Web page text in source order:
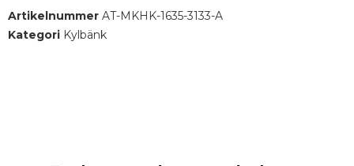
Monoblock kylbord, lådor 9 x GN 1/1-150 mm, 1 x GN
1/1-100 mm, ränna 9 x GN1/6-150 mm.
Artikelnummer AT-MKHK-1635-3133-A
Kategori Kylbänk